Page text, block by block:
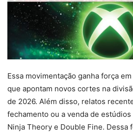
Essa movimentação ganha força
que apontam novos cortes na
de 2026. Além disso, relatos
fechamento ou a venda de
Ninja Theory e Double Fine. Dessa